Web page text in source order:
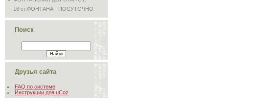
16 ст.ФОНТАНА - ПОСУТОЧНО
Поиск
Друзья сайта
FAQ по системе
Инструкции для uCoz